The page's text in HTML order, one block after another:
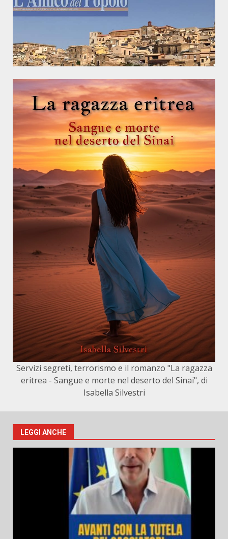
Servizi segreti, terrorismo e il romanzo "La ragazza
eritrea - Sangue e morte nel deserto del Sinai", di
Isabella Silvestri
LEGGI ANCHE